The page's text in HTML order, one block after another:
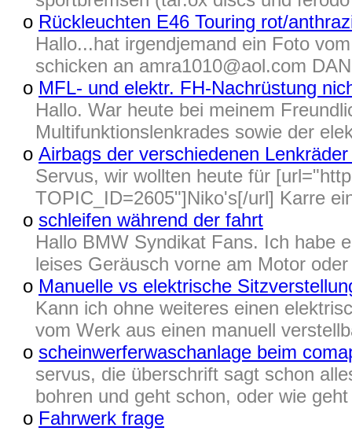
o Rückleuchten E46 Touring rot/
Hallo...hat irgendjemand ein Foto
schicken an amra1010@aol.com
o MFL- und elektr. FH-Nachrüstung
Hallo. War heute bei meinem
Multifunktionslenkrades sowie der
o Airbags der verschiedenen
Servus, wir wollten heute für
TOPIC_ID=2605"]Niko's[/url] Karre
o schleifen während der fahrt
Hallo BMW Syndikat Fans. Ich habe
leises Geräusch vorne am Motor
o Manuelle vs elektrische
Kann ich ohne weiteres einen
vom Werk aus einen manuell
o scheinwerferwaschanlage beim
servus, die überschrift sagt schon
bohren und geht schon, oder wie
o Fahrwerk frage